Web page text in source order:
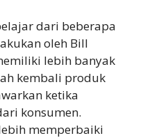
dari beberapa
oleh Bill
lebih banyak
kembali produk
ketika
konsumen.
memperbaiki